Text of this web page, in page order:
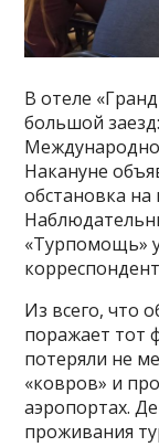
В отеле
большой
Накануне
обстановка на
«Турпомощь»
Из всего, что
поражает тот
потеряли не
«ковров» и
аэропортах.
проживания